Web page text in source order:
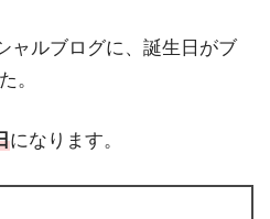
ャルブログに、誕生日がブ
。
になります。